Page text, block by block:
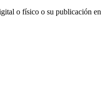
o físico o su publicación en